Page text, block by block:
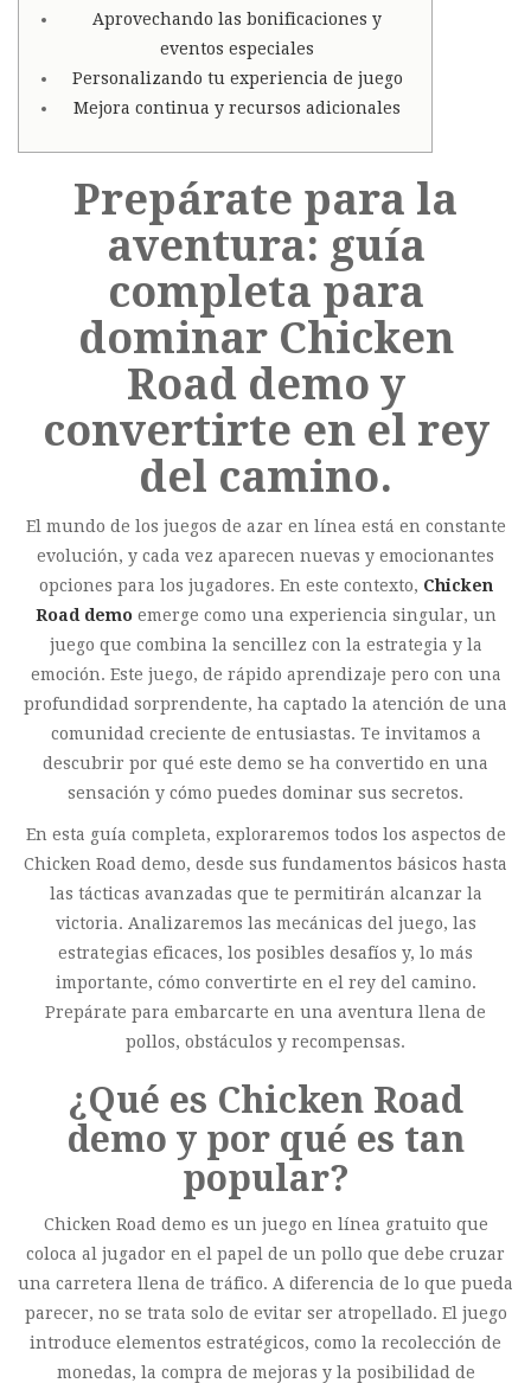
Aprovechando las bonificaciones y
eventos especiales
Personalizando tu experiencia de juego
Mejora continua y recursos adicionales
Prepárate para la
aventura: guía
completa para
dominar Chicken
Road demo y
convertirte en el rey
del camino.
El mundo de los juegos de azar en línea está en constante
evolución, y cada vez aparecen nuevas y emocionantes
opciones para los jugadores. En este contexto, Chicken
Road demoemerge como una experiencia singular, un
juego que combina la sencillez con la estrategia y la
emoción. Este juego, de rápido aprendizaje pero con una
profundidad sorprendente, ha captado la atención de una
comunidad creciente de entusiastas. Te invitamos a
descubrir por qué este demo se ha convertido en una
sensación y cómo puedes dominar sus secretos.
En esta guía completa, exploraremos todos los aspectos de
Chicken Road demo, desde sus fundamentos básicos hasta
las tácticas avanzadas que te permitirán alcanzar la
victoria. Analizaremos las mecánicas del juego, las
estrategias eficaces, los posibles desafíos y, lo más
importante, cómo convertirte en el rey del camino.
Prepárate para embarcarte en una aventura llena de
pollos, obstáculos y recompensas.
¿Qué es Chicken Road
demo y por qué es tan
popular?
Chicken Road demo es un juego en línea gratuito que
coloca al jugador en el papel de un pollo que debe cruzar
una carretera llena de tráfico. A diferencia de lo que pueda
parecer, no se trata solo de evitar ser atropellado. El juego
introduce elementos estratégicos, como la recolección de
monedas, la compra de mejoras y la posibilidad de